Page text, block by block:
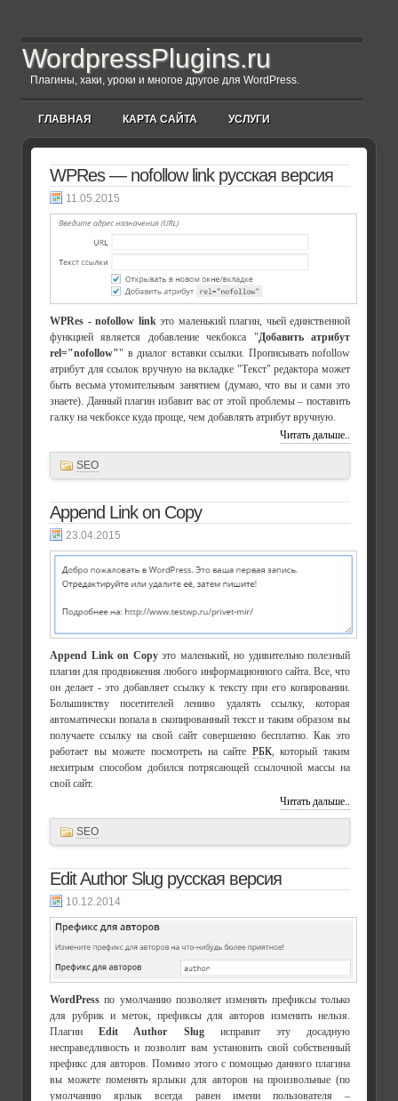
WordpressPlugins.ru
Плагины, хаки, уроки и многое другое для WordPress.
ГЛАВНАЯ КАРТА САЙТА УСЛУГИ
WPRes — nofollow link русская версия
11.05.2015
WPRes - nofollow linkэто маленький плагин, чьей единственной
функцией является добавление чекбокса "Добавить атрибут
rel="nofollow"" в диалог вставки ссылки. Прописывать nofollow
атрибут для ссылок вручную на вкладке "Текст" редактора может
быть весьма утомительным занятием (думаю, что вы и сами это
знаете). Данный плагин избавит вас от этой проблемы – поставить
галку на чекбоксе куда проще, чем добавлять атрибут вручную.
Читать дальше..
SEO
Append Link on Copy
23.04.2015
Append Link on Copyэто маленький, но удивительно полезный
плагин для продвижения любого информационного сайта. Все, что
он делает - это добавляет ссылку к тексту при его копировании.
Большинству посетителей лениво удалять ссылку, которая
автоматически попала в скопированный текст и таким образом вы
получаете ссылку на свой сайт совершенно бесплатно. Как это
работает вы можете посмотреть на сайте РБК, который таким
нехитрым способом добился потрясающей ссылочной массы на
свой сайт.
Читать дальше..
SEO
Edit Author Slug русская версия
10.12.2014
WordPressпо умолчанию позволяет изменять префиксы только
для рубрик и меток, префиксы для авторов изменить нельзя.
ПлагинEdit Author Slugисправит эту досадную
несправедливость и позволит вам установить свой собственный
префикс для авторов. Помимо этого с помощью данного плагина
вы можете поменять ярлыки для авторов на произвольные (по
умолчанию ярлык всегда равен имени пользователя –